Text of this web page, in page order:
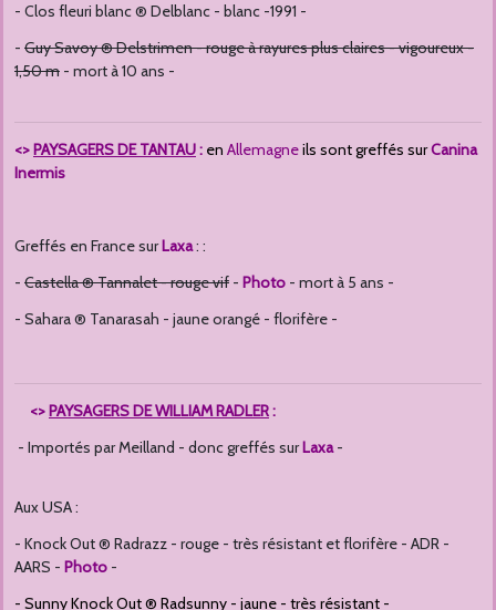
- Clos fleuri blanc ® Delblanc - blanc -1991 -
- Guy Savoy ® Delstrimen - rouge à rayures plus claires - vigoureux -
1,50 m - mort à 10 ans -
<>PAYSAGERS DE TANTAU: en Allemagneils sont greffés surCanina
Inermis
Greffés en France surLaxa: :
- Castella ® Tannalet - rouge vif - Photo - mort à 5 ans -
- Sahara ® Tanarasah - jaune orangé - florifère -
<>PAYSAGERS DE WILLIAM RADLER:
- Importés par Meilland - donc greffés surLaxa-
Aux USA :
- Knock Out ® Radrazz - rouge - très résistant et florifère - ADR -
AARS - Photo -
- Sunny Knock Out ® Radsunny - jaune - très résistant -